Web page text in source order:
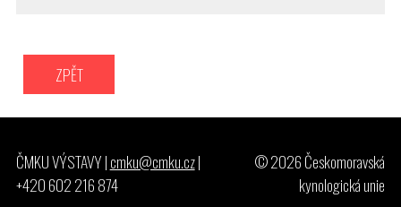
ZPĚT
ČMKU VÝSTAVY |cmku@cmku.cz|
+420 602 216 874
© 2026 Českomoravská
kynologická unie